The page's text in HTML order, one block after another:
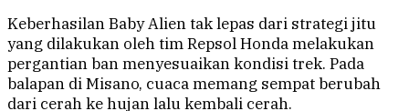
Keberhasilan Baby Alien tak lepas dari strategi jitu
yang dilakukan oleh tim Repsol Honda melakukan
pergantian ban menyesuaikan kondisi trek. Pada
balapan di Misano, cuaca memang sempat berubah
dari cerah ke hujan lalu kembali cerah.